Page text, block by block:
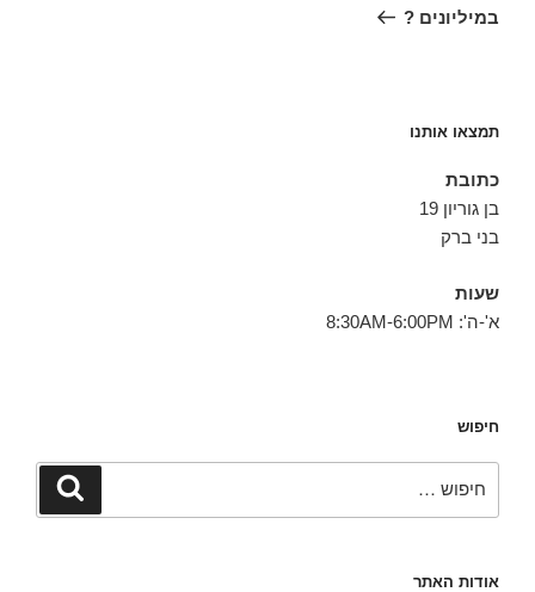
במיליונים ?
תמצאו אותנו
כתובת
בן גוריון 19
בני ברק
שעות
א'-ה': 8:30AM-6:00PM
חיפוש
חיפוש
אודות האתר